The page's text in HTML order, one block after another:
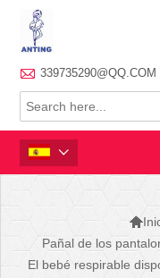
 339735290@QQ.COM


Pañal de los
El bebé respirable